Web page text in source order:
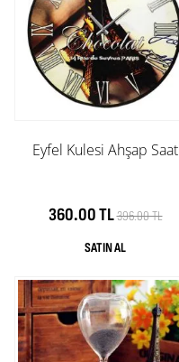
Eyfel Kulesi Ahşap Saat
360.00 TL396.00 TL